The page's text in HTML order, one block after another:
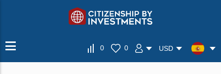
0 0 USD